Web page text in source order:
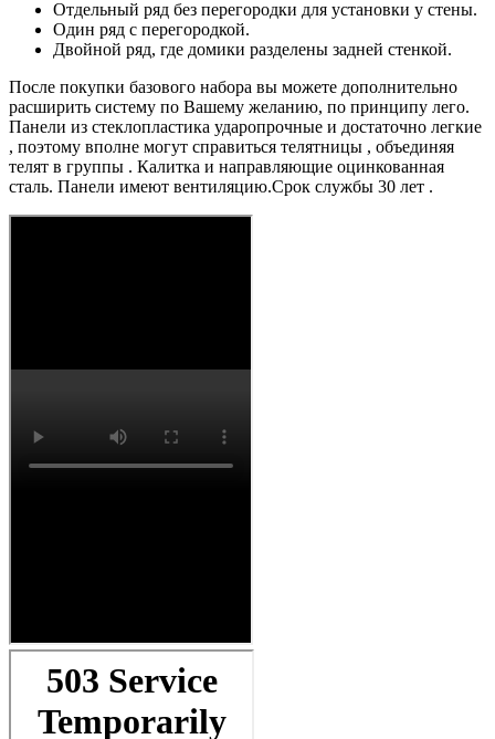
Отдельный ряд без перегородки для установки у стены.
Один ряд с перегородкой.
Двойной ряд, где домики разделены задней стенкой.
После покупки базового набора вы можете дополнительно
расширить систему по Вашему желанию, по принципу лего.
Панели из стеклопластика ударопрочные и достаточно легкие
, поэтому вполне могут справиться телятницы , объединяя
телят в группы . Калитка и направляющие оцинкованная
сталь. Панели имеют вентиляцию.Срок службы 30 лет .